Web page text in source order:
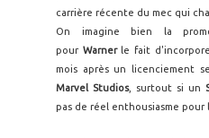
carrière récente du mec qui
On imagine bien la
pour Warnerle fait
mois après un licenciement
Marvel Studios, surtout si un
pas de réel enthousiasme pour